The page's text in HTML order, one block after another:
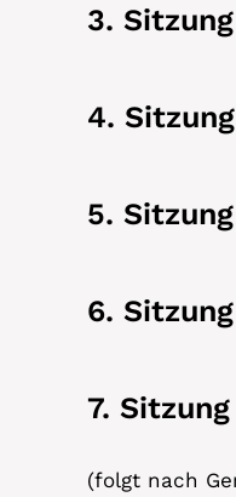
3.
4.
5.
6.
7.
(folgt nach